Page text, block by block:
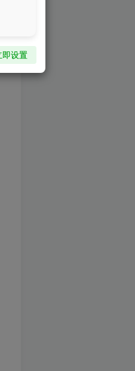
即设置